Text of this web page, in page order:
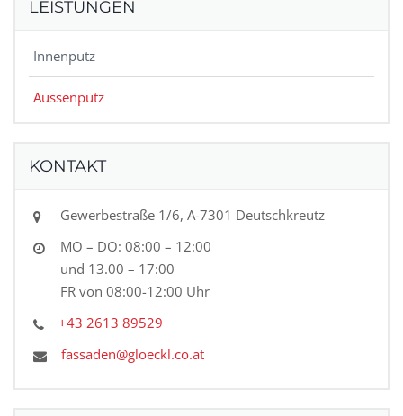
LEISTUNGEN
Innenputz
Aussenputz
KONTAKT
Gewerbestraße 1/6, A-7301 Deutschkreutz
MO – DO: 08:00 – 12:00
und 13.00 – 17:00
FR von 08:00-12:00 Uhr
+43 2613 89529
fassaden@gloeckl.co.at